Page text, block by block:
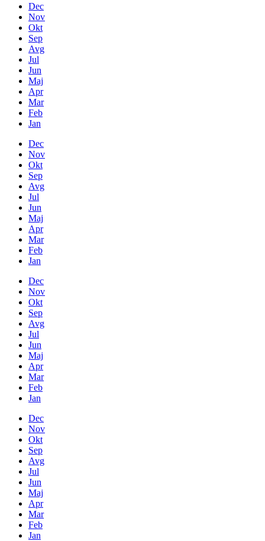
Dec
Nov
Okt
Sep
Avg
Jul
Jun
Maj
Apr
Mar
Feb
Jan
Dec
Nov
Okt
Sep
Avg
Jul
Jun
Maj
Apr
Mar
Feb
Jan
Dec
Nov
Okt
Sep
Avg
Jul
Jun
Maj
Apr
Mar
Feb
Jan
Dec
Nov
Okt
Sep
Avg
Jul
Jun
Maj
Apr
Mar
Feb
Jan